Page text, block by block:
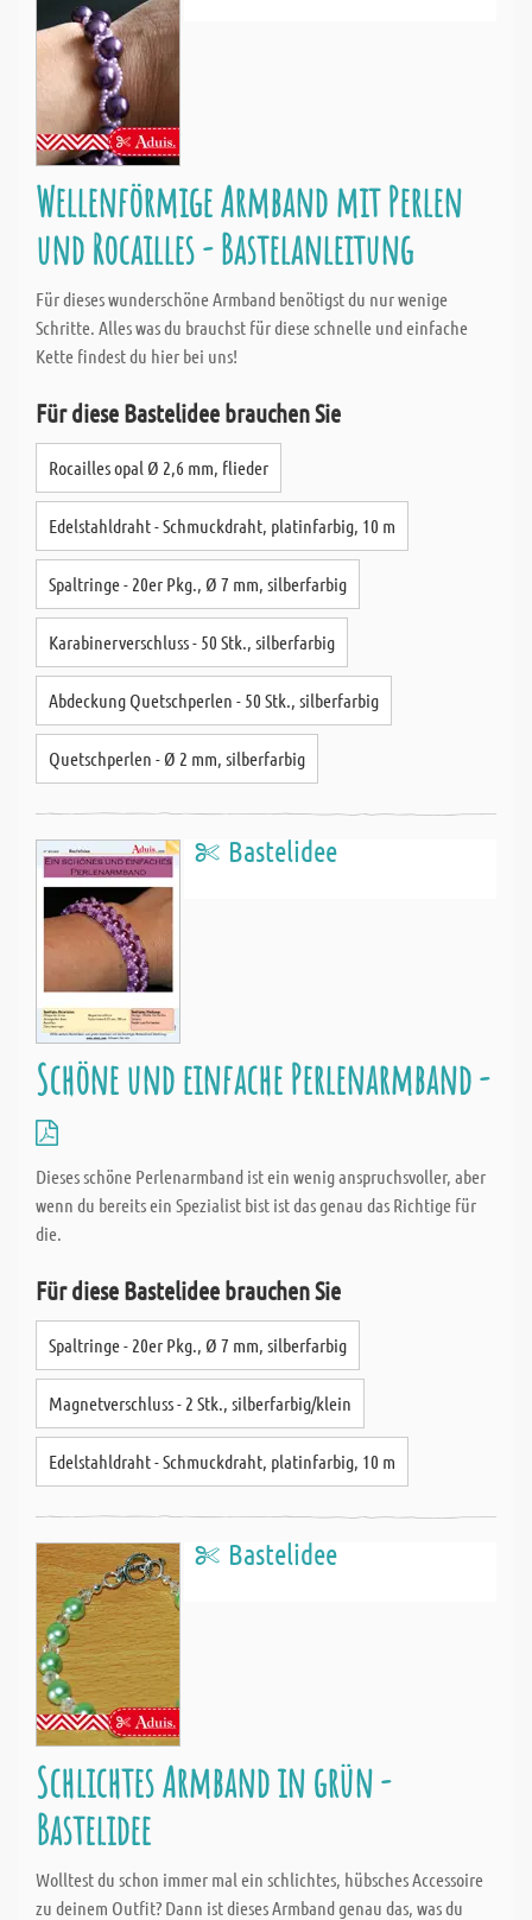
Wellenförmige Armband mit Perlen
und Rocailles - Bastelanleitung
Für dieses wunderschöne Armband benötigst du nur wenige
Schritte. Alles was du brauchst für diese schnelle und einfache
Kette findest du hier bei uns!
Für diese Bastelidee brauchen Sie
Rocailles opal Ø 2,6 mm, flieder
Edelstahldraht - Schmuckdraht, platinfarbig, 10 m
Spaltringe - 20er Pkg., Ø 7 mm, silberfarbig
Karabinerverschluss - 50 Stk., silberfarbig
Abdeckung Quetschperlen - 50 Stk., silberfarbig
Quetschperlen - Ø 2 mm, silberfarbig
Bastelidee
Schöne und einfache Perlenarmband -
Dieses schöne Perlenarmband ist ein wenig anspruchsvoller, aber
wenn du bereits ein Spezialist bist ist das genau das Richtige für
die.
Für diese Bastelidee brauchen Sie
Spaltringe - 20er Pkg., Ø 7 mm, silberfarbig
Magnetverschluss - 2 Stk., silberfarbig/klein
Edelstahldraht - Schmuckdraht, platinfarbig, 10 m
Bastelidee
Schlichtes Armband in grün -
Bastelidee
Wolltest du schon immer mal ein schlichtes, hübsches Accessoire
zu deinem Outfit? Dann ist dieses Armband genau das, was du